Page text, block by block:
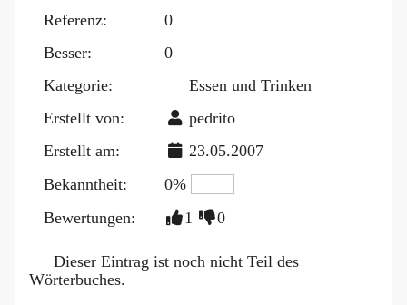
Referenz:
0
Besser:
0
Kategorie:
Essen und Trinken
Erstellt von:
pedrito
Erstellt am:
23.05.2007
Bekanntheit:
0%
Bewertungen:
1 0
Dieser Eintrag ist noch nicht Teil des
Wörterbuches.